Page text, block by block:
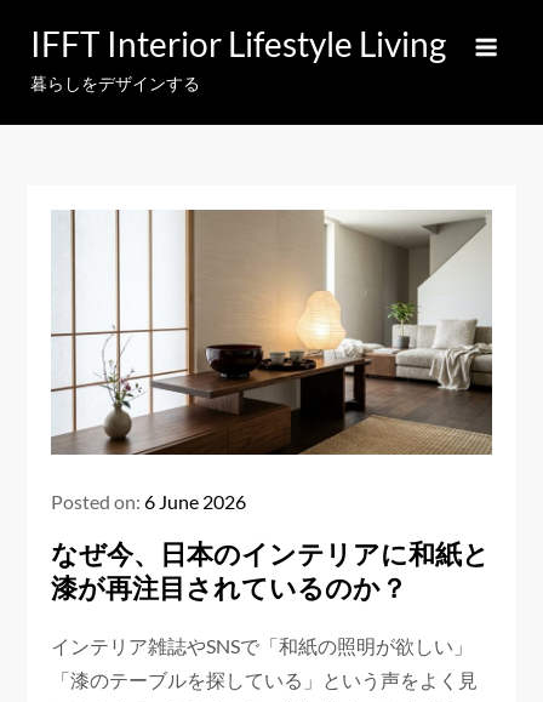
content
IFFT Interior Lifestyle Living
暮らしをデザインする
Posted on:6 June 2026
なぜ今、日本のインテリアに和紙と
漆が再注目されているのか？
インテリア雑誌やSNSで「和紙の照明が欲しい」
「漆のテーブルを探している」という声をよく見